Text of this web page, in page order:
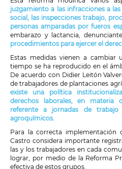
juzgamiento a las infracciones a
social, las inspecciones trabajo,
personas amparadas por fueros
embarazo y lactancia,
procedimientos para ejercer el
Estas medidas vienen a
tiempo se ha reproducido en el
De acuerdo con Didier Leitón
de trabajadores de plantaciones
existe una política
derechos laborales, en materia
referente a jornadas de
agroquímicos.
Para la correcta implementación
Castro considera importante
las y los trabajadores en cada
lograr, por medio de la Reforma
efectiva de estos grupos.